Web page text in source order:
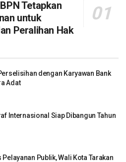
Tetapkan
untuk
Peralihan Hak
dengan Karyawan Bank
Adat
Internasional Siap Dibangun Tahun
Publik, Wali Kota Tarakan